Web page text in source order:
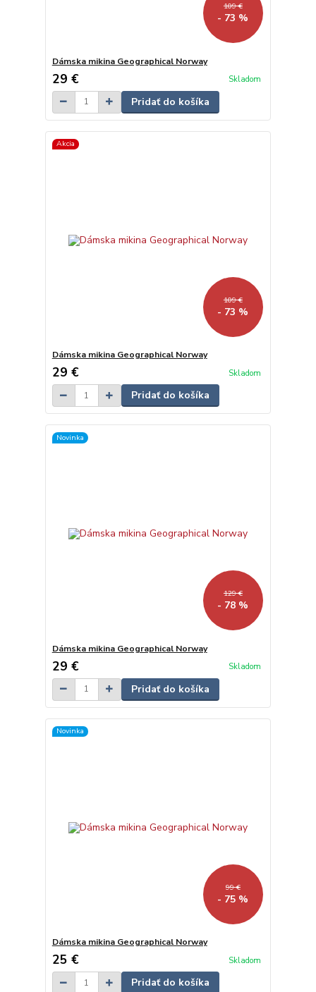
109 €
- 73 %
Dámska mikina Geographical Norway
29 € Skladom
Pridať do košíka
Akcia
109 €
- 73 %
Dámska mikina Geographical Norway
29 € Skladom
Pridať do košíka
Novinka
129 €
- 78 %
Dámska mikina Geographical Norway
29 € Skladom
Pridať do košíka
Novinka
99 €
- 75 %
Dámska mikina Geographical Norway
25 € Skladom
Pridať do košíka